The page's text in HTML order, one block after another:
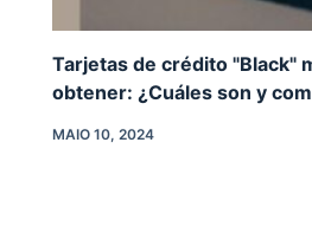
Tarjetas de crédito "Black"
obtener: ¿Cuáles son y
MAIO 10, 2024